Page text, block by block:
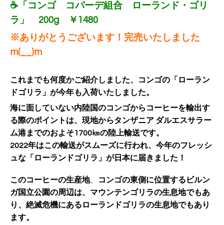
☕「コンゴ コパーデ組合 ローランド・ゴリ
ラ」 200g ￥1480
※ありがとうございます！完売いたしました
m(__)m
これまでも何度かご紹介しました、コンゴの「ローラン
ドゴリラ」が今年も入荷いたしました。
海に面していない内陸国のコンゴからコーヒーを輸出す
る際のポイントは、現地からタンザニア ダルエスサラー
ム港までのおよそ1700㎞の陸上輸送です。
2022年はこの輸送がスムーズに行われ、今年のフレッシ
ュな「ローランドゴリラ」が日本に届きました！
このコーヒーの生産地、
コンゴの東側に位置するビルン
ガ国立公園の周辺は、マウンテンゴリラの生息地でもあ
り、絶滅危機にあるローランドゴリラの生息地でもあり
ます。